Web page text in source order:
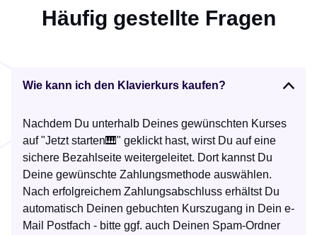
Häufig gestellte Fragen
Wie kann ich den Klavierkurs kaufen?
Nachdem Du unterhalb Deines gewünschten Kurses
auf "Jetzt starten🎹" geklickt hast, wirst Du auf eine
sichere Bezahlseite weitergeleitet. Dort kannst Du
Deine gewünschte Zahlungsmethode auswählen.
Nach erfolgreichem Zahlungsabschluss erhältst Du
automatisch Deinen gebuchten Kurszugang in Dein e-
Mail Postfach - bitte ggf. auch Deinen Spam-Ordner